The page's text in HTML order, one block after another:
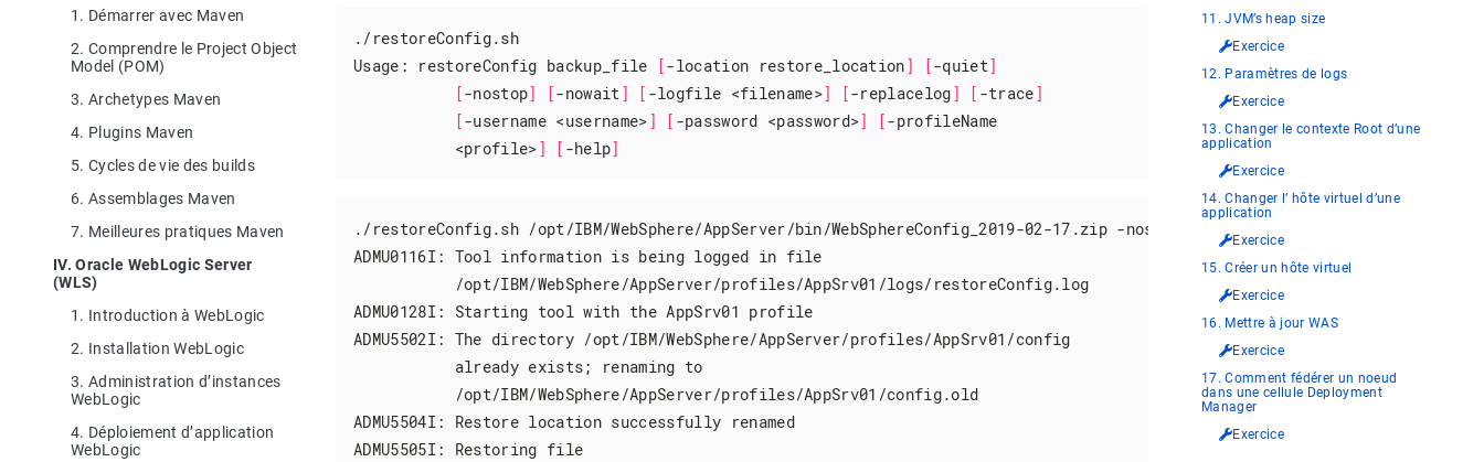
1. Démarrer avec Maven
2. Comprendre le Project Object
Model (POM)
3. Archetypes Maven
4. Plugins Maven
5. Cycles de vie des builds
6. Assemblages Maven
7. Meilleures pratiques Maven
IV. Oracle WebLogic Server
(WLS)
1. Introduction à WebLogic
2. Installation WebLogic
3. Administration d’instances
WebLogic
4. Déploiement d’application
WebLogic
./restoreConfig.sh
Usage: restoreConfig backup_file
[-location restore_location] [-quiet]
[-nostop] [-nowait] [ -logfile <filename>] [-replacelog] [ -trace]
[-username <username>] [ -password <password>] [-profileName
           <profile>
] [ -help]
./restoreConfig.sh /opt/IBM/WebSphere/AppServer/bin/WebSphereConfig_2019-02-17.zip -nostop
ADMU0116I: Tool information is being logged in file
           /opt/IBM/WebSphere/AppServer/profiles/AppSrv01/logs/restoreConfig.log
ADMU0128I: Starting tool with the AppSrv01 profile
ADMU5502I: The directory /opt/IBM/WebSphere/AppServer/profiles/AppSrv01/config
           already exists
;
renaming to
           /opt/IBM/WebSphere/AppServer/profiles/AppSrv01/config.old
ADMU5504I: Restore location successfully renamed
ADMU5505I: Restoring file
11. JVM’s heap size
Exercice
12. Paramètres de logs
Exercice
13. Changer le contexte Root d’une
application
Exercice
14. Changer l’ hôte virtuel d’une
application
Exercice
15. Créer un hôte virtuel
Exercice
16. Mettre à jour WAS
Exercice
17. Comment fédérer un noeud
dans une cellule Deployment
Manager
Exercice